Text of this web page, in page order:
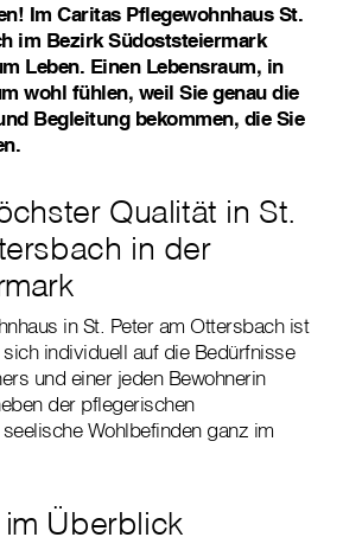
Im Caritas Pflegewohnhaus St.
im Bezirk Südoststeiermark
Leben. Einen Lebensraum, in
wohl fühlen, weil Sie genau die
Begleitung bekommen, die Sie
Qualität in St.
in der
in St. Peter am Ottersbach ist
individuell auf die Bedürfnisse
und einer jeden Bewohnerin
der pflegerischen
Wohlbefinden ganz im
Überblick